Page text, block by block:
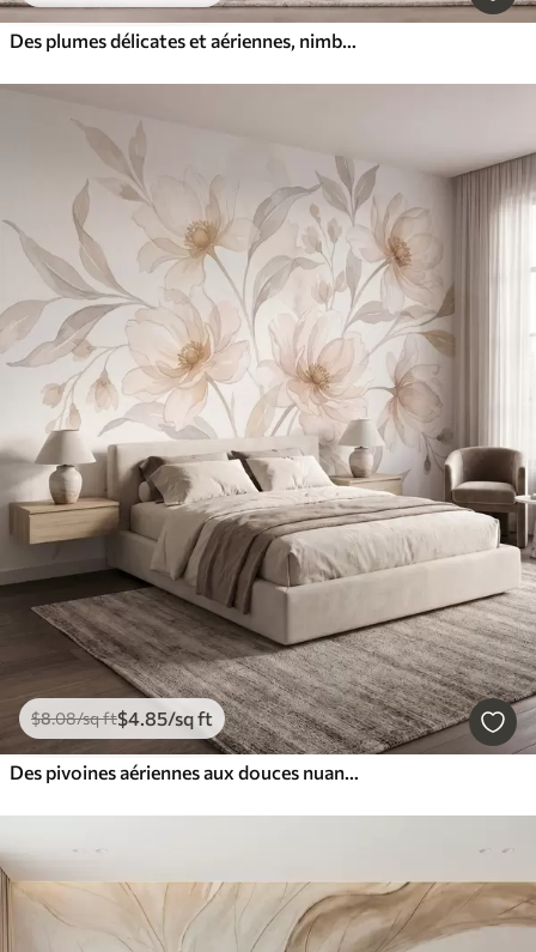
Des plumes délicates et aériennes, nimbées d'une brume rose-pêche aux reflets chatoyants
$8.08/sq ft$4.85/sq ft
Des pivoines aériennes aux douces nuances de beige poudré